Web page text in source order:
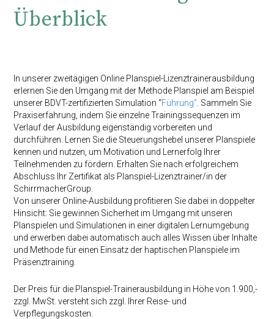
Überblick
In unserer zweitägigen Online Planspiel-Lizenztrainerausbildung
erlernen Sie den Umgang mit der Methode Planspiel am Beispiel
unserer BDVT-zertifizierten Simulation “Führung” . Sammeln Sie
Praxiserfahrung, indem Sie einzelne Trainingssequenzen im
Verlauf der Ausbildung eigenständig vorbereiten und
durchführen. Lernen Sie die Steuerungshebel unserer Planspiele
kennen und nutzen, um Motivation und Lernerfolg Ihrer
Teilnehmenden zu fördern. Erhalten Sie nach erfolgreichem
Abschluss Ihr Zertifikat als Planspiel-Lizenztrainer/in der
SchirrmacherGroup.
Von unserer Online-Ausbildung profitieren Sie dabei in doppelter
Hinsicht: Sie gewinnen Sicherheit im Umgang mit unseren
Planspielen und Simulationen in einer digitalen Lernumgebung
und erwerben dabei automatisch auch alles Wissen über Inhalte
und Methode für einen Einsatz der haptischen Planspiele im
Präsenztraining.
Der Preis für die Planspiel-Trainerausbildung in Höhe von 1.900,-
zzgl. MwSt. versteht sich zzgl. Ihrer Reise- und
Verpflegungskosten.